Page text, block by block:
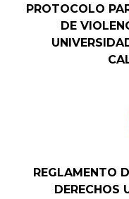
PROTOCOLO
DE
REGLAMENTO
DERECHOS